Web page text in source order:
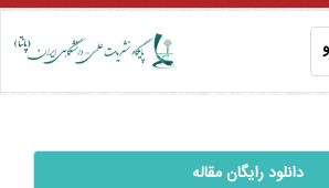
دانلود رایگان مقاله